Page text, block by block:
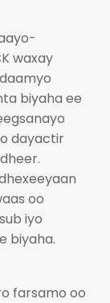
waxay
biyaha ee
dayactir
oo
iyo
biyaha.
farsamo oo